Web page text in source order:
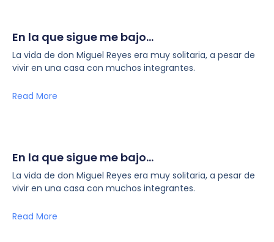
En la que sigue me bajo…
La vida de don Miguel Reyes era muy solitaria, a pesar de
vivir en una casa con muchos integrantes.
Read More
En la que sigue me bajo…
La vida de don Miguel Reyes era muy solitaria, a pesar de
vivir en una casa con muchos integrantes.
Read More